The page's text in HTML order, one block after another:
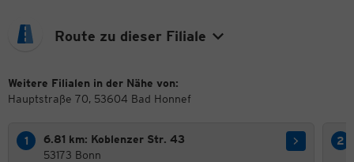
Route zu dieser Filiale
Weitere Filialen in der Nähe von:
Hauptstraße 70, 53604 Bad Honnef
6.81 km: Koblenzer Str. 43
53173 Bonn